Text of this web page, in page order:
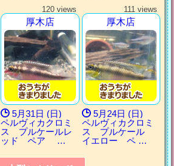
120 views
厚木店
5月31日 (日)
ペルヴィカクロミ
ス プルケールレ
ッド ペア …
111 views
厚木店
5月24日 (日)
ペルヴィカクロミ
ス プルケール
イエロー ペ …